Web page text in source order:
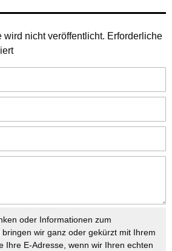
wird nicht veröffentlicht. Erforderliche
oder Informationen zum
wir ganz oder gekürzt mit Ihrem
Ihre E-Adresse, wenn wir Ihren echten